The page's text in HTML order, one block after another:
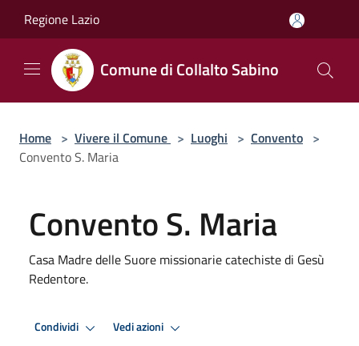
Regione Lazio
Comune di Collalto Sabino
Home > Vivere il Comune > Luoghi > Convento >
Convento S. Maria
Convento S. Maria
Casa Madre delle Suore missionarie catechiste di Gesù
Redentore.
Condividi Vedi azioni